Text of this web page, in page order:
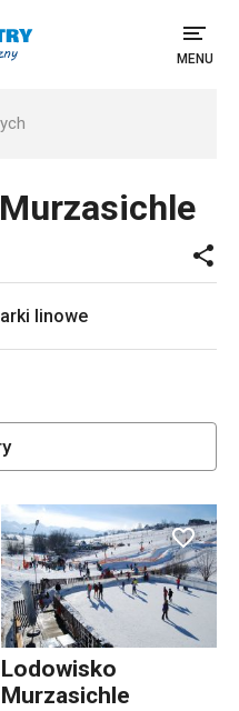
MENU
Murzasichle
linowe
Lodowisko
Murzasichle